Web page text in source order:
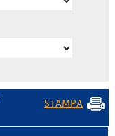
STAMPA